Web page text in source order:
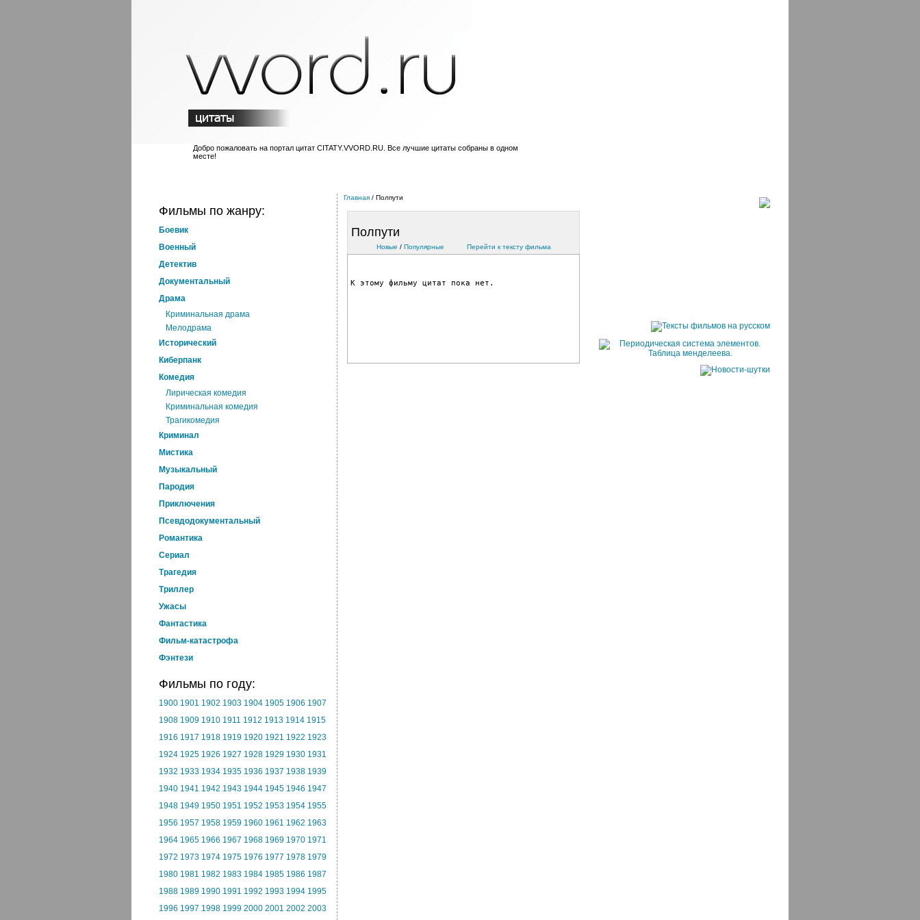
Добро пожаловать на портал цитат CITATY.VVORD.RU. Все лучшие цитаты собраны в одном
месте!
Фильмы по жанру:
Боевик
Военный
Детектив
Документальный
Драма
Криминальная драма
Мелодрама
Исторический
Киберпанк
Комедия
Лирическая комедия
Криминальная комедия
Трагикомедия
Криминал
Мистика
Музыкальный
Пародия
Приключения
Псевдодокументальный
Романтика
Cериал
Трагедия
Триллер
Ужасы
Фантастика
Фильм-катастрофа
Фэнтези
Фильмы по году:
1900 1901 1902 1903 1904 1905 1906 1907
1908 1909 1910 1911 1912 1913 1914 1915
1916 1917 1918 1919 1920 1921 1922 1923
1924 1925 1926 1927 1928 1929 1930 1931
1932 1933 1934 1935 1936 1937 1938 1939
1940 1941 1942 1943 1944 1945 1946 1947
1948 1949 1950 1951 1952 1953 1954 1955
1956 1957 1958 1959 1960 1961 1962 1963
1964 1965 1966 1967 1968 1969 1970 1971
1972 1973 1974 1975 1976 1977 1978 1979
1980 1981 1982 1983 1984 1985 1986 1987
1988 1989 1990 1991 1992 1993 1994 1995
1996 1997 1998 1999 2000 2001 2002 2003
Главная / Полпути
Полпути
Новые / Популярные Перейти к тексту фильмa
К этому фильму цитат пока нет.